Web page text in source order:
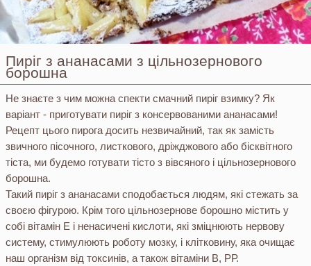
Пиріг з ананасами з цільнозернового
борошна
Не знаєте з чим можна спекти смачний пиріг взимку? Як
варіант - приготувати пиріг з консервованими ананасами!
Рецепт цього пирога досить незвичайний, так як замість
звичного пісочного, листкового, дріжджового або бісквітного
тіста, ми будемо готувати тісто з вівсяного і цільнозернового
борошна.
Такий пиріг з ананасами сподобається людям, які стежать за
своєю фігурою. Крім того цільнозернове борошно містить у
собі вітамін Е і ненасичені кислоти, які зміцнюють нервову
систему, стимулюють роботу мозку, і клітковину, яка очищає
наш організм від токсинів, а також вітаміни В, РР.